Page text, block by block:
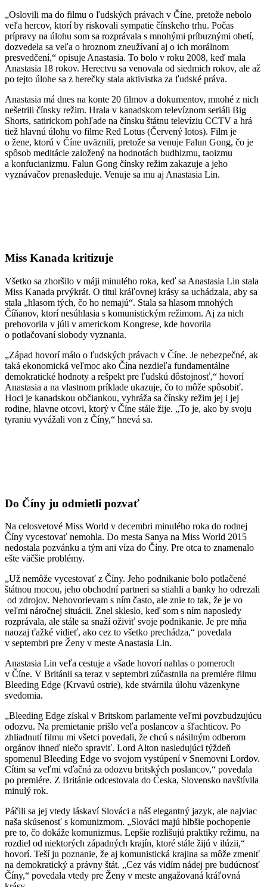
„Oslovili ma do filmu o ľudských právach v Číne, pretože nebolo
veľa hercov, ktorí by riskovali sympatie čínskeho trhu. Počas
prípravy na úlohu som sa rozprávala s mnohými príbuznými obetí,
dozvedela sa veľa o hroznom zneužívaní aj o ich morálnom
presvedčení,“ opisuje Anastasia. To bolo v roku 2008, keď mala
Anastasia 18 rokov. Herectvu sa venovala od siedmich rokov, ale až
po tejto úlohe sa z herečky stala aktivistka za ľudské práva.
Anastasia má dnes na konte 20 filmov a dokumentov, mnohé z nich
nešetrili čínsky režim. Hrala v kanadskom televíznom seriáli Big
Shorts, satirickom pohľade na čínsku štátnu televíziu CCTV a hrá
tiež hlavnú úlohu vo filme Red Lotus (Červený lotos). Film je
o žene, ktorú v Číne uväznili, pretože sa venuje Falun Gong, čo je
spôsob meditácie založený na hodnotách budhizmu, taoizmu
a konfucianizmu. Falun Gong čínsky režim zakazuje a jeho
vyznávačov prenasleduje. Venuje sa mu aj Anastasia Lin.
Miss Kanada kritizuje
Všetko sa zhoršilo v máji minulého roka, keď sa Anastasia Lin stala
Miss Kanada prvýkrát. O titul kráľovnej krásy sa uchádzala, aby sa
stala „hlasom tých, čo ho nemajú“. Stala sa hlasom mnohých
Číňanov, ktorí nesúhlasia s komunistickým režimom. Aj za nich
prehovorila v júli v americkom Kongrese, kde hovorila
o potlačovaní slobody vyznania.
„Západ hovorí málo o ľudských právach v Číne. Je nebezpečné, ak
taká ekonomická veľmoc ako Čína nezdieľa fundamentálne
demokratické hodnoty a rešpekt pre ľudskú dôstojnosť,“ hovorí
Anastasia a na vlastnom príklade ukazuje, čo to môže spôsobiť.
Hoci je kanadskou občiankou, vyhráža sa čínsky režim jej i jej
rodine, hlavne otcovi, ktorý v Číne stále žije. „To je, ako by svoju
tyraniu vyvážali von z Číny,“ hnevá sa.
Do Číny ju odmietli pozvať
Na celosvetové Miss World v decembri minulého roka do rodnej
Číny vycestovať nemohla. Do mesta Sanya na Miss World 2015
nedostala pozvánku a tým ani víza do Číny. Pre otca to znamenalo
ešte väčšie problémy.
„Už nemôže vycestovať z Číny. Jeho podnikanie bolo potlačené
štátnou mocou, jeho obchodní partneri sa stiahli a banky ho odrezali
od zdrojov. Nehovorievam s ním často, ale znie to tak, že je vo
veľmi náročnej situácii. Znel skleslo, keď som s ním naposledy
rozprávala, ale stále sa snaží oživiť svoje podnikanie. Je pre mňa
naozaj ťažké vidieť, ako cez to všetko prechádza,“ povedala
v septembri pre Ženy v meste Anastasia Lin.
Anastasia Lin veľa cestuje a všade hovorí nahlas o pomeroch
v Číne. V Británii sa teraz v septembri zúčastnila na premiére filmu
Bleeding Edge (Krvavú ostrie), kde stvárnila úlohu väzenkyne
svedomia.
„Bleeding Edge získal v Britskom parlamente veľmi povzbudzujúcu
odozvu. Na premietanie prišlo veľa poslancov a šľachticov. Po
zhliadnutí filmu mi všetci povedali, že chcú s násilným odberom
orgánov ihneď niečo spraviť. Lord Alton nasledujúci týždeň
spomenul Bleeding Edge vo svojom vystúpení v Snemovni Lordov.
Cítim sa veľmi vďačná za odozvu britských poslancov,“ povedala
po premiére. Z Británie odcestovala do Česka, Slovensko navštívila
minulý rok.
Páčili sa jej vtedy láskaví Slováci a náš elegantný jazyk, ale najviac
naša skúsenosť s komunizmom. „Slováci majú hlbšie pochopenie
pre to, čo dokáže komunizmus. Lepšie rozlišujú praktiky režimu, na
rozdiel od niektorých západných krajín, ktoré stále žijú v ilúzii,“
hovorí. Teší ju poznanie, že aj komunistická krajina sa môže zmeniť
na demokratický a právny štát. „Cez vás vidím nádej pre budúcnosť
Číny,“ povedala vtedy pre Ženy v meste angažovaná kráľovná